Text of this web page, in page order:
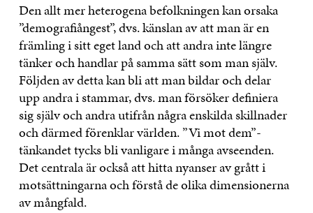
Den allt mer heterogena befolkningen kan orsaka
”demografiångest”, dvs. känslan av att man är en
främling i sitt eget land och att andra inte längre
tänker och handlar på samma sätt som man själv.
Följden av detta kan bli att man bildar och delar
upp andra i stammar, dvs. man försöker definiera
sig själv och andra utifrån några enskilda skillnader
och därmed förenklar världen. ”Vi mot dem”-
tänkandet tycks bli vanligare i många avseenden.
Det centrala är också att hitta nyanser av grått i
motsättningarna och förstå de olika dimensionerna
av mångfald.